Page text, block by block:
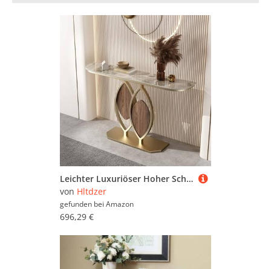
Leichter Luxuriöser Hoher Schmaler Langer Sofatisch für Kleine Räume Schlichter Flur Kleiner Konsolentisch für Hinter der Couch Im Eingangsbereich(C,120 * 30 * 80cm/47.2 * 11.8 * 31.5in)
von Hltdzer
gefunden bei Amazon
696,29 €